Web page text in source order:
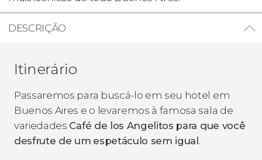
DESCRIÇÃO
Itinerário
Passaremos para buscá-lo em seu hotel em
Buenos Aires e o levaremos à famosa sala de
variedades Café de los Angelitos para que você
desfrute de um espetáculo sem igual.